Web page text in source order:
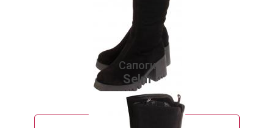
Сапоги
Selm
8 800 руб.
Подробнее